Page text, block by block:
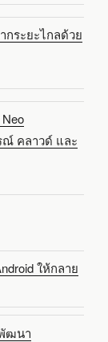
กระยะไกลด้วย
ณ์ คลาวด์ และ
ให้กลาย
ฒนา